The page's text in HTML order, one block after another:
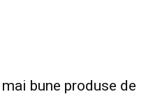
bune produse de